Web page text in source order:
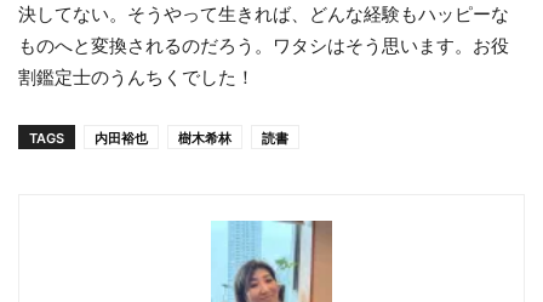
決してない。そうやって生きれば、どんな経験もハッピーな
ものへと変換されるのだろう。ワタシはそう思います。お役
割鑑定士のうんちくでした！
TAGS 内田裕也 樹木希林 読書